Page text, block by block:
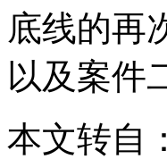
底线的再
以及案件
本文转自：